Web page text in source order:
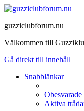
guzziclubforum.nu
Välkommen till
Gå direkt till innehåll
Snabblänkar
Aktiva